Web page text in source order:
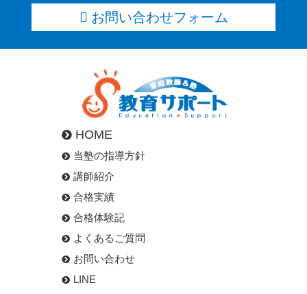
お問い合わせフォーム
HOME
当塾の指導方針
講師紹介
合格実績
合格体験記
よくあるご質問
お問い合わせ
LINE